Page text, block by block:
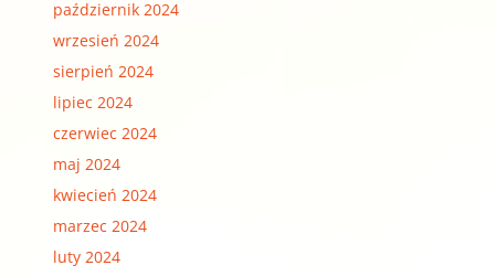
październik 2024
wrzesień 2024
sierpień 2024
lipiec 2024
czerwiec 2024
maj 2024
kwiecień 2024
marzec 2024
luty 2024